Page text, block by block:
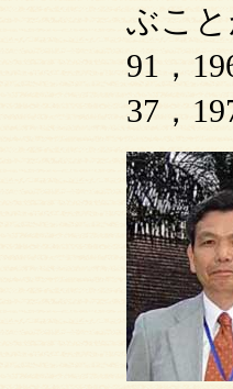
ぶこ
91，
37，